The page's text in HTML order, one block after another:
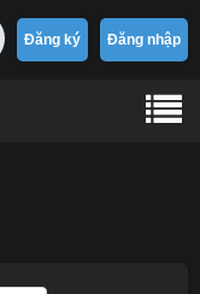
Đăng ký Đăng nhập